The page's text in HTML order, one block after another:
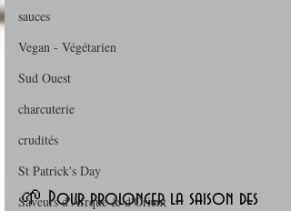
sauces
Vegan - Végétarien
Sud Ouest
charcuterie
crudités
St Patrick's Day
Saveurs d'Afrque & d'Orient
🌱 Pour prolonger la saison des